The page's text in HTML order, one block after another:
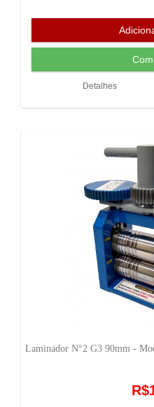
Detalhes
Laminador N°2 G3 90mm -